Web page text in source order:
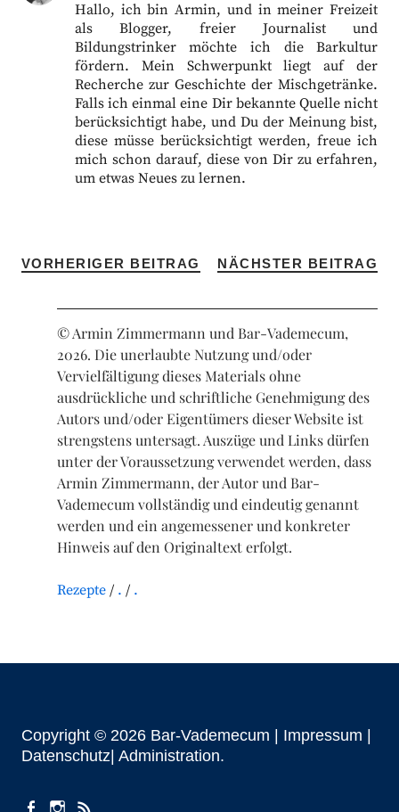
Hallo, ich bin Armin, und in meiner Freizeit
als Blogger, freier Journalist und
Bildungstrinker möchte ich die Barkultur
fördern. Mein Schwerpunkt liegt auf der
Recherche zur Geschichte der Mischgetränke.
Falls ich einmal eine Dir bekannte Quelle nicht
berücksichtigt habe, und Du der Meinung bist,
diese müsse berücksichtigt werden, freue ich
mich schon darauf, diese von Dir zu erfahren,
um etwas Neues zu lernen.
VORHERIGER BEITRAG NÄCHSTER BEITRAG
© Armin Zimmermann und Bar-Vademecum,
2026. Die unerlaubte Nutzung und/oder
Vervielfältigung dieses Materials ohne
ausdrückliche und schriftliche Genehmigung des
Autors und/oder Eigentümers dieser Website ist
strengstens untersagt. Auszüge und Links dürfen
unter der Voraussetzung verwendet werden, dass
Armin Zimmermann, der Autor und Bar-
Vademecum vollständig und eindeutig genannt
werden und ein angemessener und konkreter
Hinweis auf den Originaltext erfolgt.
Rezepte . .
Copyright © 2026 Bar-Vademecum | Impressum
Datenschutz| Administration